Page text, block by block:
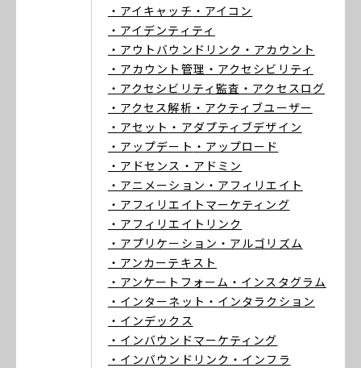
・アイキャッチ ・アイコン
・アイデンティティ
・アウトバウンドリンク ・アカウント
・アカウント管理 ・アクセシビリティ
・アクセシビリティ監査 ・アクセスログ
・アクセス解析 ・アクティブユーザー
・アセット ・アダプティブデザイン
・アップデート ・アップロード
・アドセンス ・アドミン
・アニメーション ・アフィリエイト
・アフィリエイトマーケティング
・アフィリエイトリンク
・アプリケーション ・アルゴリズム
・アンカーテキスト
・アンケートフォーム ・インスタグラム
・インターネット ・インタラクション
・インデックス
・インバウンドマーケティング
・インバウンドリンク ・インフラ